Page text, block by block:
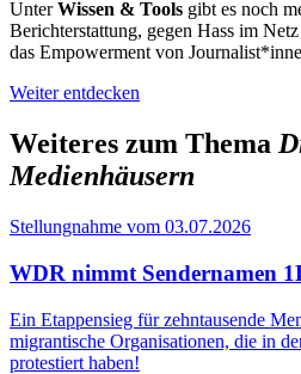
UnterWissen & Tools gibt es noch
Berichterstattung, gegen Hass im
das Empowerment von
Weiter entdecken
Weiteres zum Thema
Medienhäusern
Stellungnahme vom 03.07.2026
WDR nimmt Sendernamen
Ein Etappensieg für zehntausende
migrantische Organisationen, die in
protestiert haben!